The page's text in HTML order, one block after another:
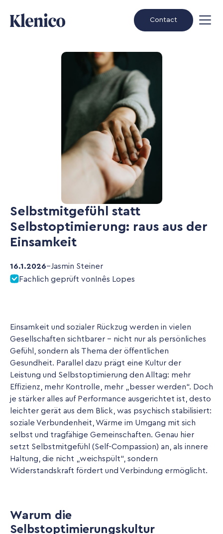
Contact
Selbstmitgefühl statt
Selbstoptimierung: raus aus der
Einsamkeit
16.1.2026–Jasmin Steiner
Fachlich geprüft vonInês Lopes
Einsamkeit und sozialer Rückzug werden in vielen
Gesellschaften sichtbarer – nicht nur als persönliches
Gefühl, sondern als Thema der öffentlichen
Gesundheit. Parallel dazu prägt eine Kultur der
Leistung und Selbstoptimierung den Alltag: mehr
Effizienz, mehr Kontrolle, mehr „besser werden“. Doch
je stärker alles auf Performance ausgerichtet ist, desto
leichter gerät aus dem Blick, was psychisch stabilisiert:
soziale Verbundenheit, Wärme im Umgang mit sich
selbst und tragfähige Gemeinschaften. Genau hier
setzt Selbstmitgefühl (Self-Compassion) an, als innere
Haltung, die nicht „weichspült“, sondern
Widerstandskraft fördert und Verbindung ermöglicht.
Warum die
Selbstoptimierungskultur